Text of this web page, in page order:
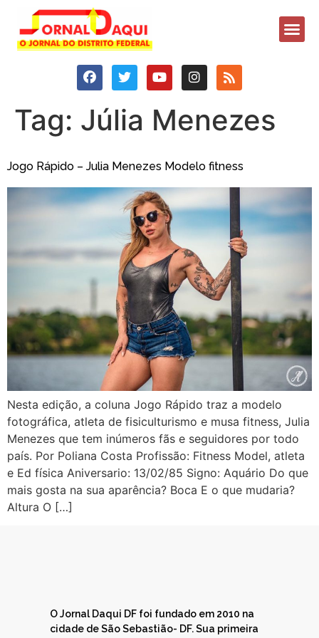
Tag: Júlia Menezes
Jogo Rápido – Julia Menezes Modelo fitness
Nesta edição, a coluna Jogo Rápido traz a modelo
fotográfica, atleta de fisiculturismo e musa fitness, Julia
Menezes que tem inúmeros fãs e seguidores por todo
país. Por Poliana Costa Profissão: Fitness Model, atleta
e Ed física Aniversario: 13/02/85 Signo: Aquário Do que
mais gosta na sua aparência? Boca E o que mudaria?
Altura O […]
O Jornal Daqui DF foi fundado em 2010 na
cidade de São Sebastião- DF. Sua primeira